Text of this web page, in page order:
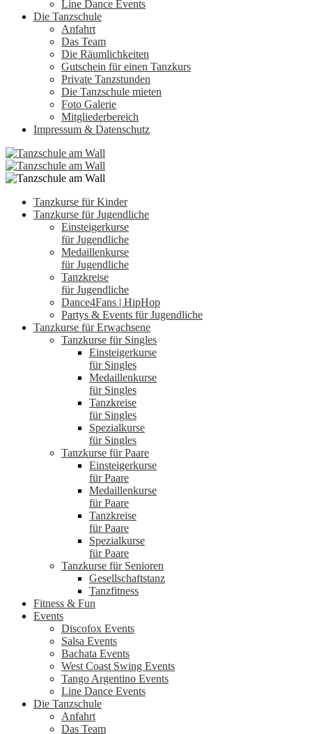
Line Dance Events
Die Tanzschule
Anfahrt
Das Team
Die Räumlichkeiten
Gutschein für einen Tanzkurs
Private Tanzstunden
Die Tanzschule mieten
Foto Galerie
Mitgliederbereich
Impressum & Datenschutz
Tanzkurse für Kinder
Tanzkurse für Jugendliche
Einsteigerkurse
für Jugendliche
Medaillenkurse
für Jugendliche
Tanzkreise
für Jugendliche
Dance4Fans | HipHop
Partys & Events für Jugendliche
Tanzkurse für Erwachsene
Tanzkurse für Singles
Einsteigerkurse
für Singles
Medaillenkurse
für Singles
Tanzkreise
für Singles
Spezialkurse
für Singles
Tanzkurse für Paare
Einsteigerkurse
für Paare
Medaillenkurse
für Paare
Tanzkreise
für Paare
Spezialkurse
für Paare
Tanzkurse für Senioren
Gesellschaftstanz
Tanzfitness
Fitness & Fun
Events
Discofox Events
Salsa Events
Bachata Events
West Coast Swing Events
Tango Argentino Events
Line Dance Events
Die Tanzschule
Anfahrt
Das Team